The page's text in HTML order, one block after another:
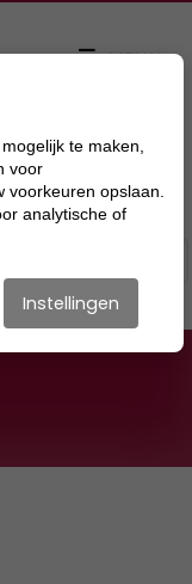
te maken,
voor
opslaan.
analytische of
Instellingen